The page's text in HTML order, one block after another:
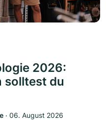
2026:
solltest du
‧ 06. August 2026